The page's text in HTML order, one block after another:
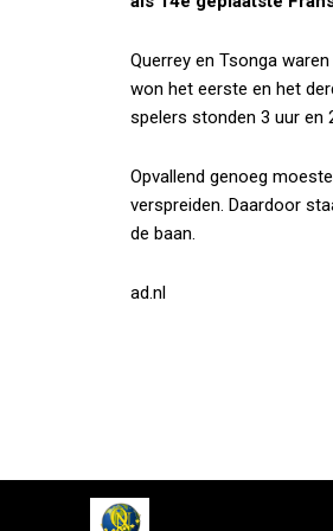
Querrey en Tsonga
won het eerste en het
spelers stonden 3 uur en
Opvallend genoeg
verspreiden. Daardoor
de baan.
ad.nl